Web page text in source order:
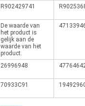
R902429741
De waarde van
het product is
gelijk aan de
waarde van het
product.
26996948
70933C91